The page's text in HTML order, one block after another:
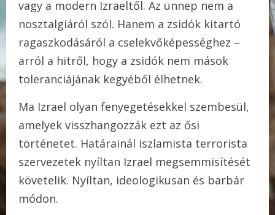
vagy a modern Izraeltől. Az ünnep nem a
nosztalgiáról szól. Hanem a zsidók kitartó
ragaszkodásáról a cselekvőképességhez –
arról a hitről, hogy a zsidók nem mások
toleranciájának kegyéből élhetnek.
Ma Izrael olyan fenyegetésekkel szembesül,
amelyek visszhangozzák ezt az ősi
történetet. Határainál iszlamista terrorista
szervezetek nyíltan Izrael megsemmisítését
követelik. Nyíltan, ideologikusan és barbár
módon.